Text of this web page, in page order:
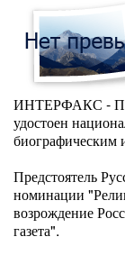
ИНТЕРФАКС -
удостоен
биографическим
Предстоятель
номинации
возрождение
газета".